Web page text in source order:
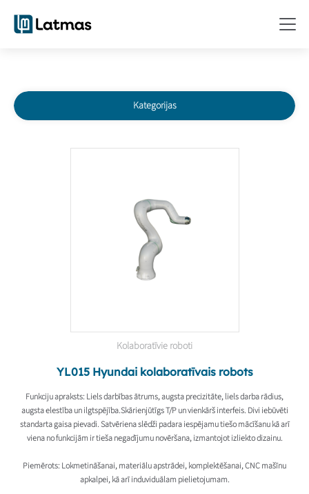
Kategorijas
Kolaboratīvie roboti
YL015 Hyundai kolaboratīvais robots
Funkciju apraksts: Liels darbības ātrums, augsta precizitāte, liels darba rādius,
augsta elestība un ilgtspējība.Skārienjūtīgs T/P un vienkārš interfeis. Divi iebūvēti
standarta gaisa pievadi. Satvēriena slēdži padara iespējamu tiešo mācīšanu kā arī
viena no funkcijām ir tieša negadījumu novēršana, izmantojot izliekto dizainu.
Piemērots: Lokmetināšanai, materiālu apstrādei, komplektēšanai, CNC mašīnu
apkalpei, kā arī induviduālam pielietojumam.